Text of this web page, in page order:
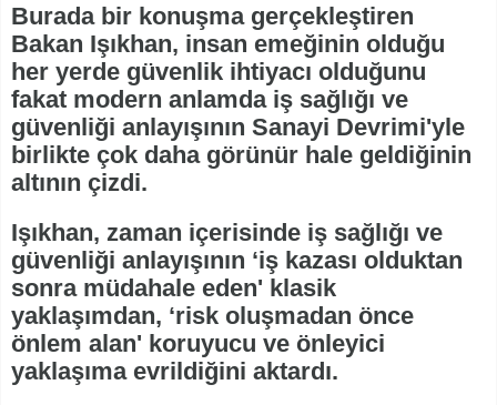
Burada bir konuşma gerçekleştiren
Bakan Işıkhan, insan emeğinin olduğu
her yerde güvenlik ihtiyacı olduğunu
fakat modern anlamda iş sağlığı ve
güvenliği anlayışının Sanayi Devrimi'yle
birlikte çok daha görünür hale geldiğinin
altının çizdi.
Işıkhan, zaman içerisinde iş sağlığı ve
güvenliği anlayışının ‘iş kazası olduktan
sonra müdahale eden' klasik
yaklaşımdan, ‘risk oluşmadan önce
önlem alan' koruyucu ve önleyici
yaklaşıma evrildiğini aktardı.